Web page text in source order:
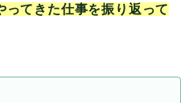
ってきた仕事を振り返って